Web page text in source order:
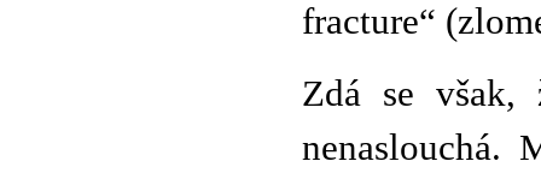
fracture“
Zdá se však,
nenaslouchá.